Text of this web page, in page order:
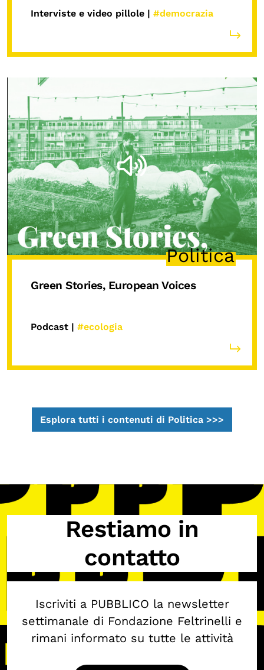
Interviste e video pillole | #democrazia
Politica
Green Stories, European Voices
Podcast | #ecologia
Esplora tutti i contenuti di Politica >>>
Restiamo in
contatto
Iscriviti a PUBBLICO la newsletter
settimanale di Fondazione Feltrinelli e
rimani informato su tutte le attività